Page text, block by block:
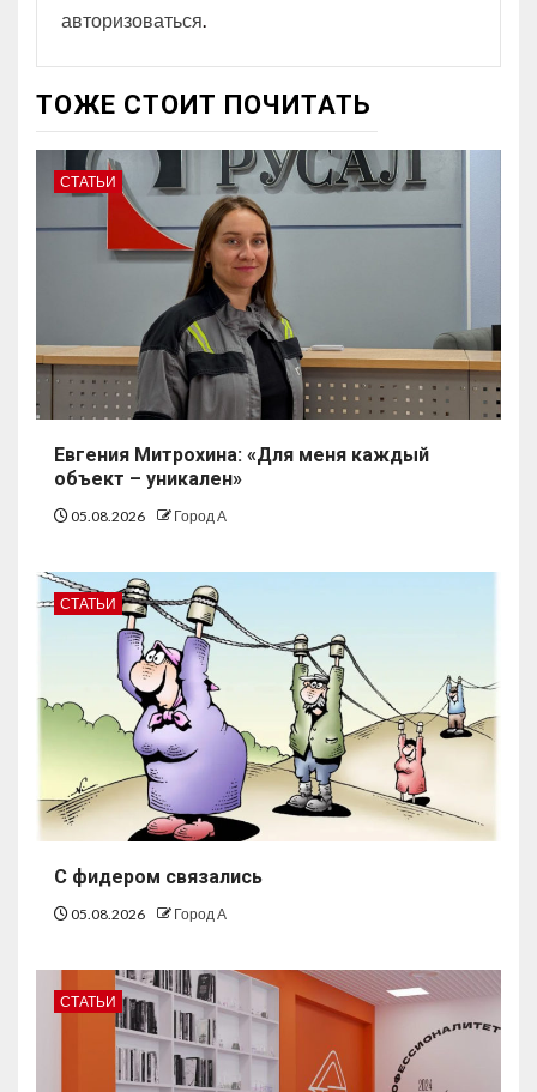
авторизоваться.
ТОЖЕ СТОИТ ПОЧИТАТЬ
СТАТЬИ
Евгения Митрохина: «Для меня каждый
объект – уникален»
05.08.2026 Город А
СТАТЬИ
С фидером связались
05.08.2026 Город А
СТАТЬИ